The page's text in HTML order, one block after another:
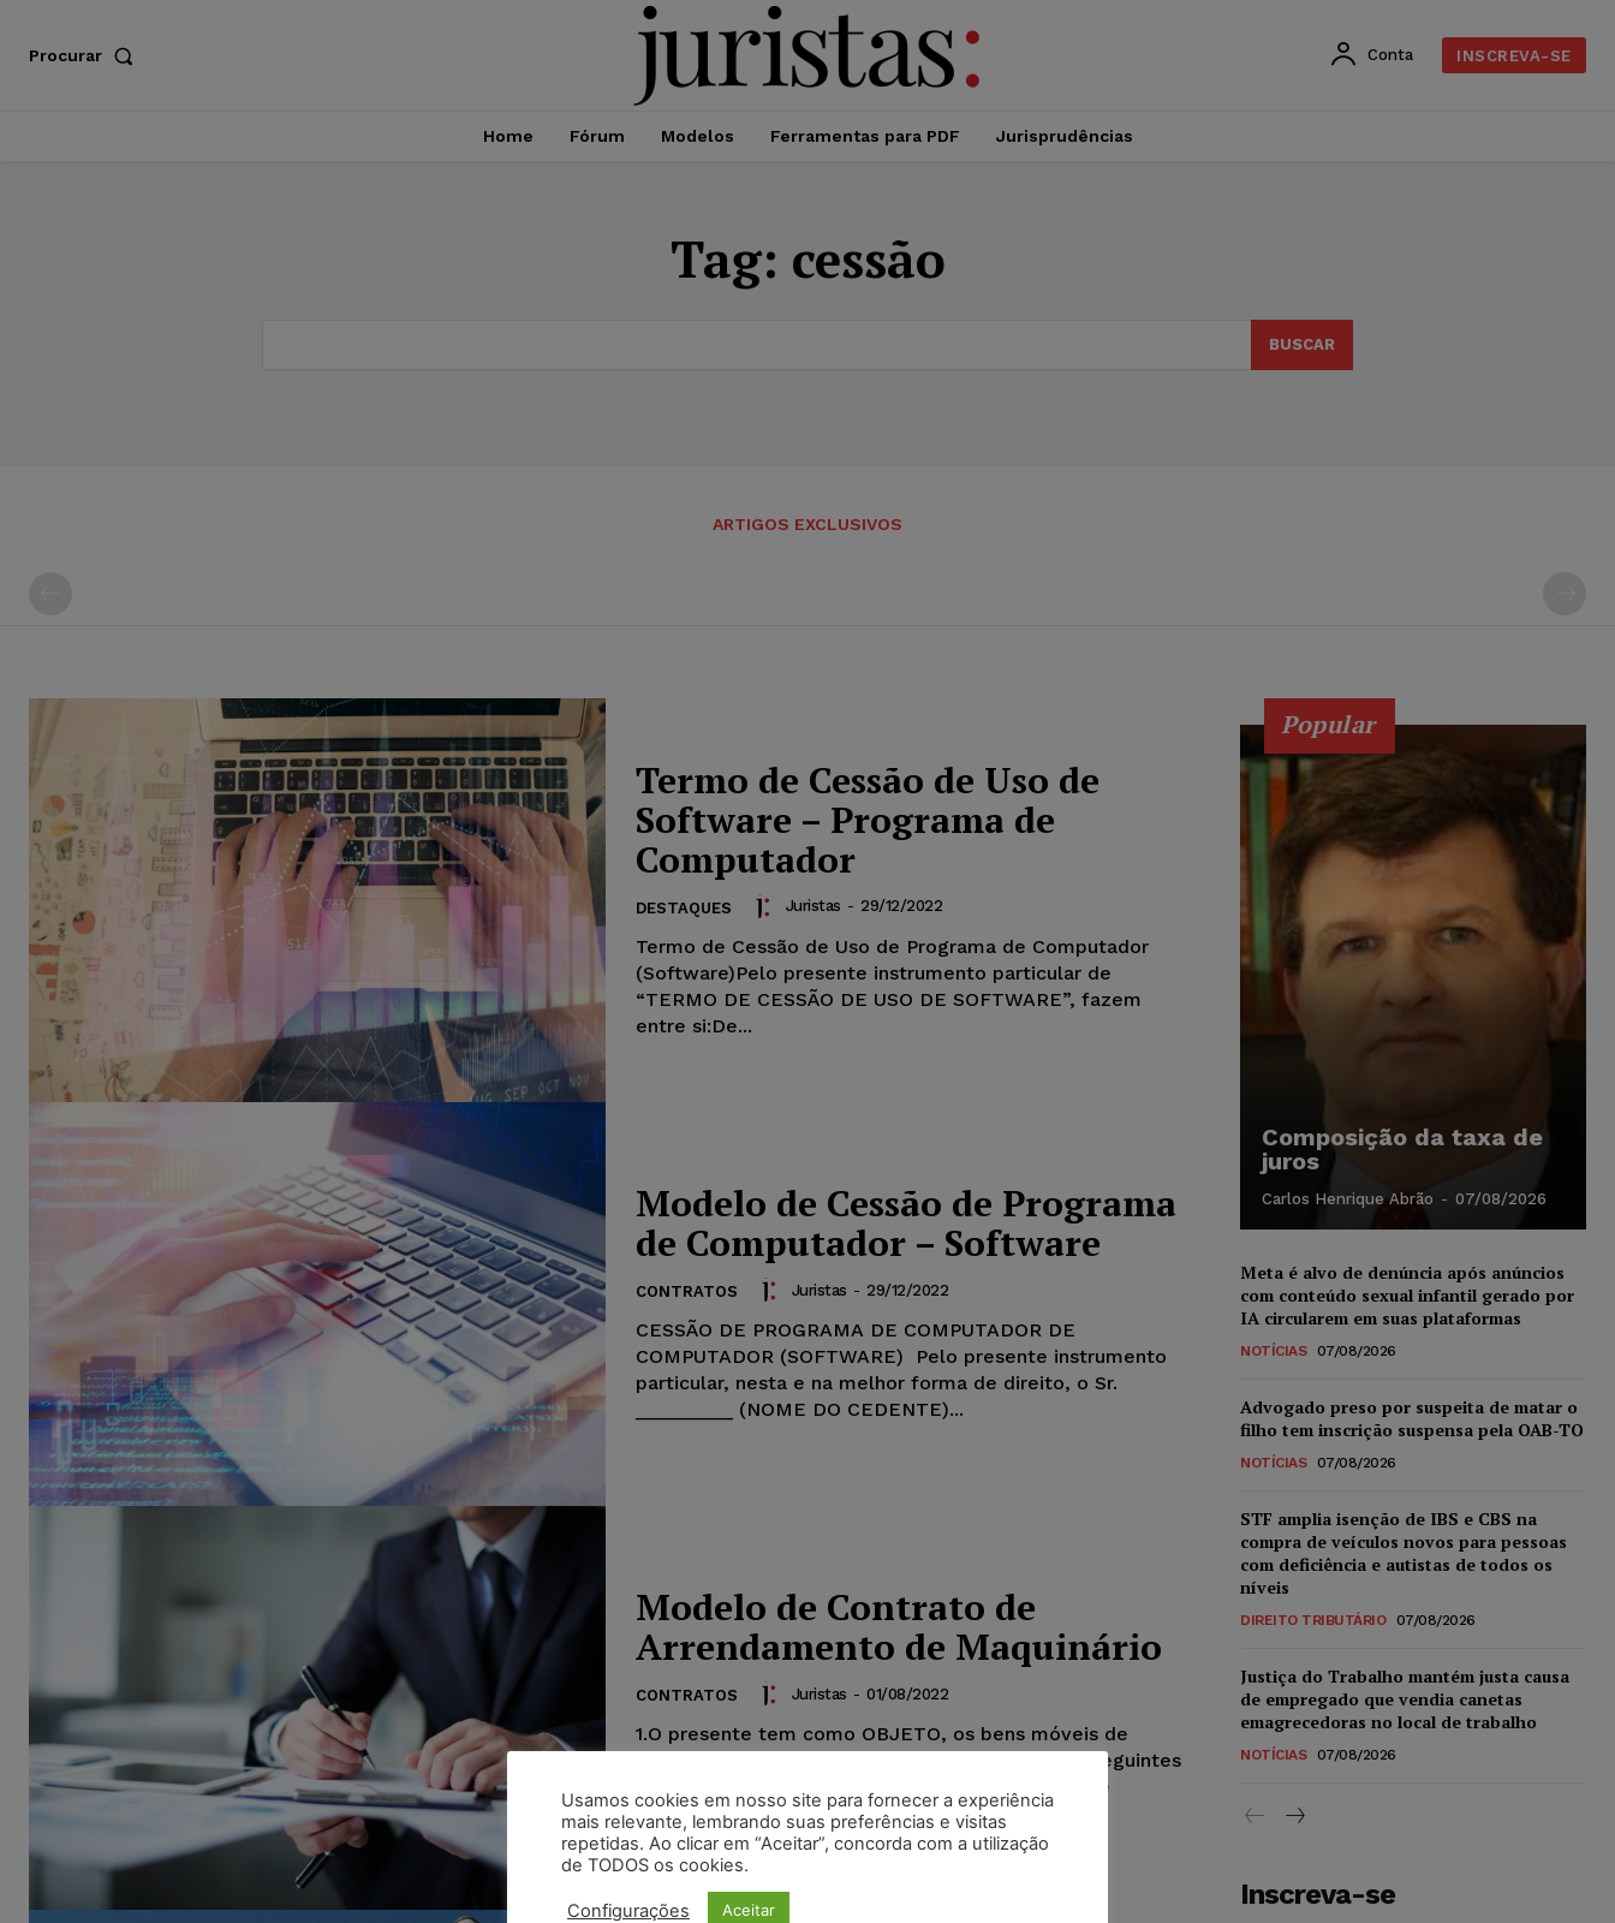
Procurar Conta INSCREVA-SE
Home Fórum Modelos Ferramentas para PDF Jurisprudências
Tag: cessão
BUSCAR
ARTIGOS EXCLUSIVOS
Termo de Cessão de Uso de
Software – Programa de
Computador
DESTAQUES Juristas - 29/12/2022
Termo de Cessão de Uso de Programa de Computador
(Software)Pelo presente instrumento particular de
“TERMO DE CESSÃO DE USO DE SOFTWARE”, fazem
entre si:De...
Modelo de Cessão de Programa
de Computador – Software
CONTRATOS Juristas - 29/12/2022
CESSÃO DE PROGRAMA DE COMPUTADOR DE
COMPUTADOR (SOFTWARE) Pelo presente instrumento
particular, nesta e na melhor forma de direito, o Sr.
_________ (NOME DO CEDENTE)...
Modelo de Contrato de
Arrendamento de Maquinário
CONTRATOS Juristas - 01/08/2022
1.O presente tem como OBJETO, os bens móveis de
propriedade da ARRENDANTE, constituídos das seguintes
máquinas livres de vícios ou outros problemas que
possam impossibilitar o funcionamento normal:
Popular
Composição da taxa de
juros
Carlos Henrique Abrão - 07/08/2026
Meta é alvo de denúncia após anúncios
com conteúdo sexual infantil gerado por
IA circularem em suas plataformas
NOTÍCIAS 07/08/2026
Advogado preso por suspeita de matar o
filho tem inscrição suspensa pela OAB-TO
NOTÍCIAS 07/08/2026
STF amplia isenção de IBS e CBS na
compra de veículos novos para pessoas
com deficiência e autistas de todos os
níveis
DIREITO TRIBUTÁRIO 07/08/2026
Justiça do Trabalho mantém justa causa
de empregado que vendia canetas
emagrecedoras no local de trabalho
NOTÍCIAS 07/08/2026
Inscreva-se
Usamos cookies em nosso site para fornecer a experiência
mais relevante, lembrando suas preferências e visitas
repetidas. Ao clicar em “Aceitar”, concorda com a utilização
de TODOS os cookies.
Configurações Aceitar